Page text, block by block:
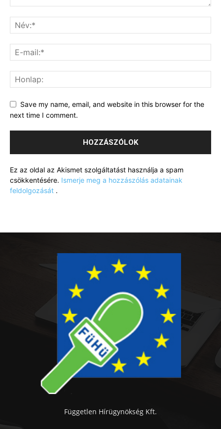
Save my name, email, and website in this browser for the
next time I comment.
Ez az oldal az Akismet szolgáltatást használja a spam
csökkentésére. Ismerje meg a hozzászólás adatainak
feldolgozását .
Független Hírügynökség Kft.